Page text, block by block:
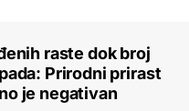
raste dok broj
Prirodni prirast
je negativan